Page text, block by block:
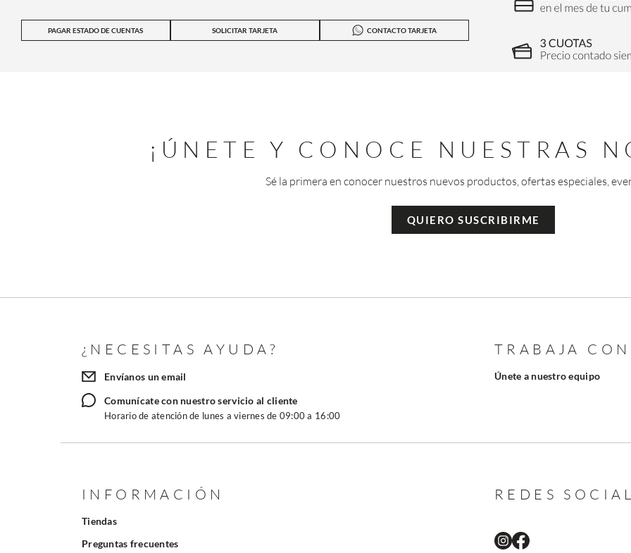
PAGAR ESTADO DE CUENTAS SOLICITAR TARJETA CONTACTO TARJETA
¡ÚNETE Y CONOCE NUESTRAS
Sé la primera en conocer nuestros nuevos productos, ofertas especiales,
QUIERO SUSCRIBIRME
¿NECESITAS AYUDA?
Envíanos un email
Comunícate con nuestro servicio al cliente
Horario de atención de lunes a viernes de 09:00 a 16:00
TRABAJA
Únete a nuestro equipo
INFORMACIÓN
Tiendas
Preguntas frecuentes
REDES